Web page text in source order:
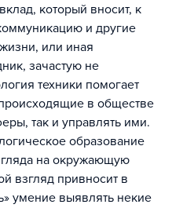
который вносит, к
и другие
или иная
зачастую не
техники помогает
в обществе
так и управлять ими.
образование
на окружающую
взгляд привносит в
умение выявлять некие